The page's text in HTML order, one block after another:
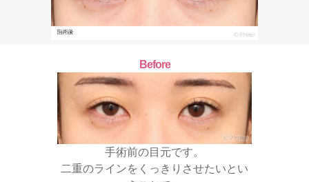
Before
手術前の目元です。
二重のラインをくっきりさせたいとい